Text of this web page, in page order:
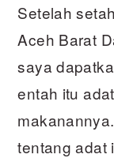
Setelah
Aceh Barat
saya
entah itu
tentang adat